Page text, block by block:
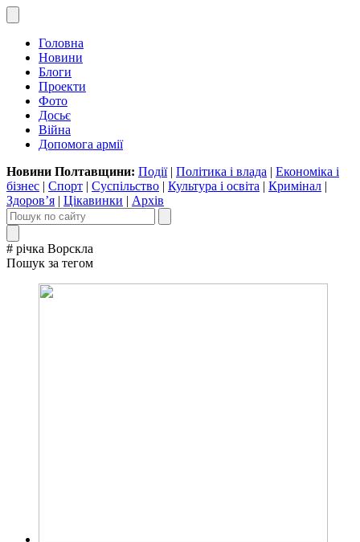
Головна
Новини
Блоги
Проекти
Фото
Досьє
Війна
Допомога армії
Новини Полтавщини: Події| Політика і влада | Економіка і
бізнес | Спорт | Суспільство | Культура і освіта | Кримінал |
Здоров’я | Цікавинки | Архів
# річка Ворскла
Пошук за тегом